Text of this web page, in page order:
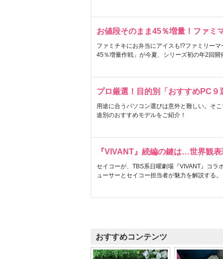
お値段そのまま45％増量！ファミ
ファミチキにお弁当にアイスも!?ファミリー
45％増量作戦」が今夏、シリーズ初の年2回開
プロ厳選！目的別「おすすめPC９
用途に合うパソコン選びは意外と難しい。そ
途別のおすすめモデルをご紹介！
『VIVANT』続編の鍵は…世界観
セイコーが、TBS系日曜劇場『VIVANT』コラ
ューサーとセイコー担当者が魅力を解説する。
おすすめコンテンツ